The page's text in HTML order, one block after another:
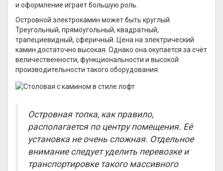
и оформление играет большую роль.
Островной электрокамин может быть круглый.
Треугольный, прямоугольный, квадратный,
трапециевидный, сферичный. Цена на электрический
камин достаточно высокая. Однако она окупается за счёт
величественности, функциональности и высокой
производительности такого оборудования.
Островная топка, как правило,
располагается по центру помещения. Её
установка не очень сложная. Отдельное
внимание следует уделить перевозке и
транспортировке такого массивного